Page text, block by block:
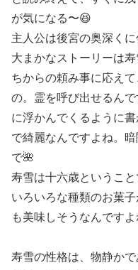
が気になる〜😆
主人公は後宮の奥深く
大まかなストーリーは
ちからの頼み事に応え
の。霊を呼び出せるん
に浮かんでくるように
で綺麗なんですよね。
で🌺
寿雪は十六歳というこ
いろいろな種類のお菓
も美味しそうなんです
寿雪の性格は、物静か